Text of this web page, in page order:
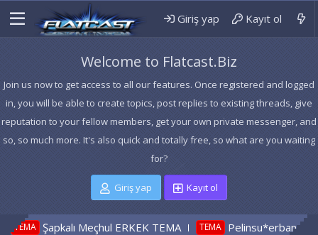
Giriş yap Kayıt ol
Welcome to Flatcast.Biz
Join us now to get access to all our features. Once registered and logged
in, you will be able to create topics, post replies to existing threads, give
reputation to your fellow members, get your own private messenger, and
so, so much more. It's also quick and totally free, so what are you waiting
for?
Giriş yap Kayıt ol
TEMA Şapkalı Meçhul ERKEK TEMA TEMA Pelinsu*erbane 2